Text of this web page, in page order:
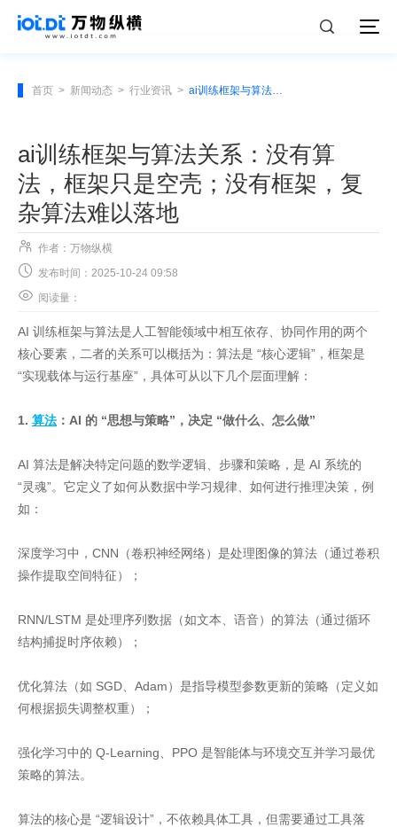
首页 > 新闻动态 > 行业资讯 > ai训练框架与算法关系：没有算法，框架只是空壳；没有框架，复杂算法难以落地
ai训练框架与算法关系：没有算
法，框架只是空壳；没有框架，复
杂算法难以落地
 作者：万物纵横
 发布时间：2025-10-24 09:58
 阅读量：
AI 训练框架与算法是人工智能领域中相互依存、协同作用的两个
核心要素，二者的关系可以概括为：算法是 “核心逻辑”，框架是
“实现载体与运行基座”，具体可从以下几个层面理解：
1. 算法 ：AI 的 “思想与策略”，决定 “做什么、怎么做”
AI 算法是解决特定问题的数学逻辑、步骤和策略，是 AI 系统的
“灵魂”。它定义了如何从数据中学习规律、如何进行推理决策，例
如：
深度学习中，CNN（卷积神经网络）是处理图像的算法（通过卷积
操作提取空间特征）；
RNN/LSTM 是处理序列数据（如文本、语音）的算法（通过循环
结构捕捉时序依赖）；
优化算法（如 SGD、Adam）是指导模型参数更新的策略（定义如
何根据损失调整权重）；
强化学习中的 Q-Learning、PPO 是智能体与环境交互并学习最优
策略的算法。
算法的核心是 “逻辑设计”，不依赖具体工具，但需要通过工具落